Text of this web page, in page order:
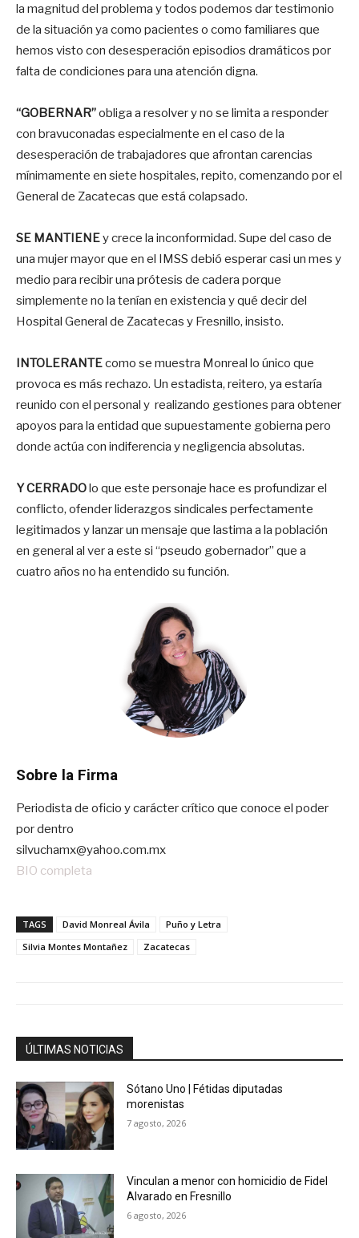
la magnitud del problema y todos podemos dar testimonio
de la situación ya como pacientes o como familiares que
hemos visto con desesperación episodios dramáticos por
falta de condiciones para una atención digna.
“GOBERNAR”obliga a resolver y no se limita a responder
con bravuconadas especialmente en el caso de la
desesperación de trabajadores que afrontan carencias
mínimamente en siete hospitales, repito, comenzando por el
General de Zacatecas que está colapsado.
SE MANTIENEy crece la inconformidad. Supe del caso de
una mujer mayor que en el IMSS debió esperar casi un mes y
medio para recibir una prótesis de cadera porque
simplemente no la tenían en existencia y qué decir del
Hospital General de Zacatecas y Fresnillo, insisto.
INTOLERANTEcomo se muestra Monreal lo único que
provoca es más rechazo. Un estadista, reitero, ya estaría
reunido con el personal y realizando gestiones para obtener
apoyos para la entidad que supuestamente gobierna pero
donde actúa con indiferencia y negligencia absolutas.
Y CERRADOlo que este personaje hace es profundizar el
conflicto, ofender liderazgos sindicales perfectamente
legitimados y lanzar un mensaje que lastima a la población
en general al ver a este si “pseudo gobernador” que a
cuatro años no ha entendido su función.
Sobre la Firma
Periodista de oficio y carácter crítico que conoce el poder
por dentro
silvuchamx@yahoo.com.mx
BIO completa
TAGS David Monreal Ávila
Puño y Letra
Silvia Montes Montañez
Zacatecas
ÚLTIMAS NOTICIAS
Sótano Uno | Fétidas diputadas
morenistas
7 agosto, 2026
Vinculan a menor con homicidio de Fidel
Alvarado en Fresnillo
6 agosto, 2026